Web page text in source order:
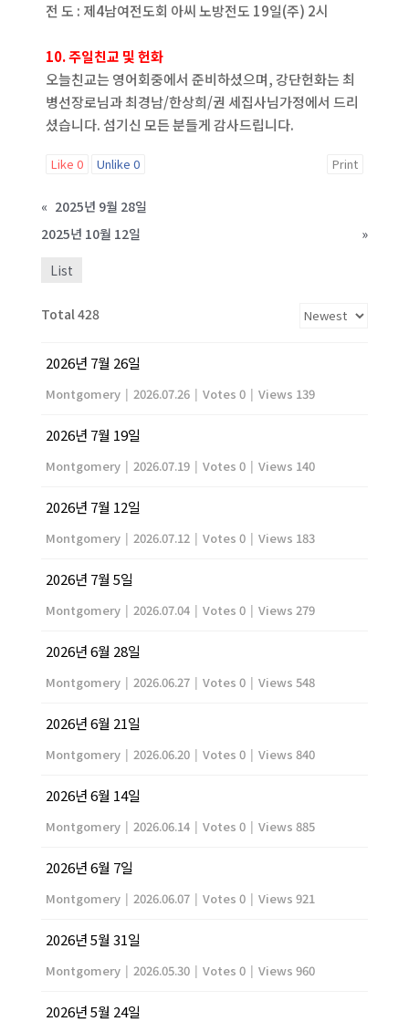
전 도 : 제4남여전도회 아씨 노방전도 19일(주) 2시
10. 주일친교 및 헌화
오늘친교는 영어회중에서 준비하셨으며, 강단헌화는 최
병선장로님과 최경남/한상희/권 세집사님가정에서 드리
셨습니다. 섬기신 모든 분들게 감사드립니다.
Like 0 Unlike 0 Print
« 2025년 9월 28일
2025년 10월 12일
»
List
Total 428
2026년 7월 26일
Montgomery | 2026.07.26 | Votes 0 | Views 139
2026년 7월 19일
Montgomery | 2026.07.19 | Votes 0 | Views 140
2026년 7월 12일
Montgomery | 2026.07.12 | Votes 0 | Views 183
2026년 7월 5일
Montgomery | 2026.07.04 | Votes 0 | Views 279
2026년 6월 28일
Montgomery | 2026.06.27 | Votes 0 | Views 548
2026년 6월 21일
Montgomery | 2026.06.20 | Votes 0 | Views 840
2026년 6월 14일
Montgomery | 2026.06.14 | Votes 0 | Views 885
2026년 6월 7일
Montgomery | 2026.06.07 | Votes 0 | Views 921
2026년 5월 31일
Montgomery | 2026.05.30 | Votes 0 | Views 960
2026년 5월 24일